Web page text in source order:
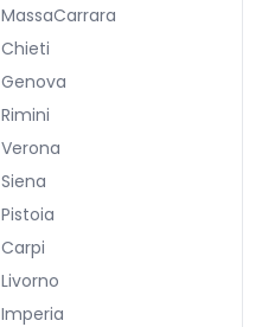
MassaCarrara
Chieti
Genova
Rimini
Verona
Siena
Pistoia
Carpi
Livorno
Imperia